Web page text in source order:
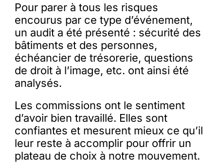
Pour parer à tous les risques
encourus par ce type d’événement,
un audit a été présenté : sécurité des
bâtiments et des personnes,
échéancier de trésorerie, questions
de droit à l’image, etc. ont ainsi été
analysés.
Les commissions ont le sentiment
d’avoir bien travaillé. Elles sont
confiantes et mesurent mieux ce qu’il
leur reste à accomplir pour offrir un
plateau de choix à notre mouvement.